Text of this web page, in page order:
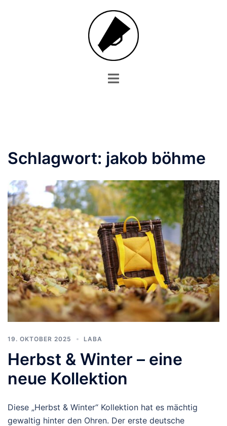
Menü
Schlagwort: jakob böhme
19. OKTOBER 2025 LABA
Herbst & Winter – eine
neue Kollektion
Diese „Herbst & Winter“ Kollektion hat es mächtig
gewaltig hinter den Ohren. Der erste deutsche